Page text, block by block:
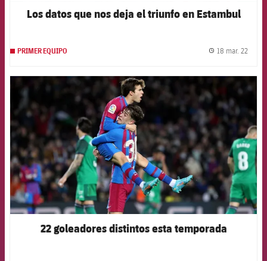
Los datos que nos deja el triunfo en Estambul
PRIMER EQUIPO 18 mar. 22
FCB Barcelona badge
22 goleadores distintos esta temporada